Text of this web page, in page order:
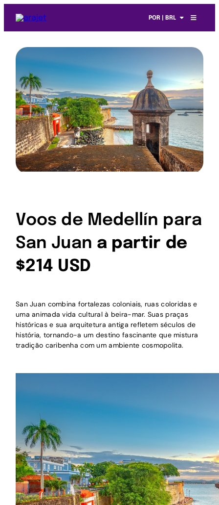
POR | BRL
Voos de Medellín para
San Juan a partir de
$214 USD
San Juan combina fortalezas coloniais, ruas coloridas e
uma animada vida cultural à beira-mar. Suas praças
históricas e sua arquitetura antiga refletem séculos de
história, tornando-a um destino fascinante que mistura
tradição caribenha com um ambiente cosmopolita.